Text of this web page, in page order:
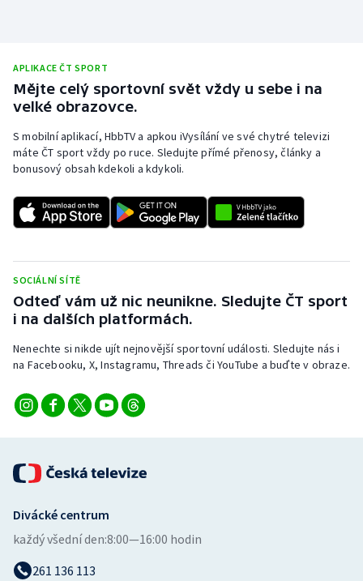
Rychlobruslení
Short track
Sportovní střelba
Triatlon
Veslování
Vodní slalom
Volejbal
APLIKACE ČT SPORT
Mějte celý sportovní svět vždy u sebe i na
velké obrazovce.
S mobilní aplikací, HbbTV a apkou iVysílání ve své chytré televizi
máte ČT sport vždy po ruce. Sledujte přímé přenosy, články a
bonusový obsah kdekoli a kdykoli.
SOCIÁLNÍ SÍTĚ
Odteď vám už nic neunikne. Sledujte ČT sport
i na dalších platformách.
Nenechte si nikde ujít nejnovější sportovní události. Sledujte nás i
na Facebooku, X, Instagramu, Threads či YouTube a buďte v obraze.
Divácké centrum
každý všední den:8:00—16:00 hodin
261 136 113